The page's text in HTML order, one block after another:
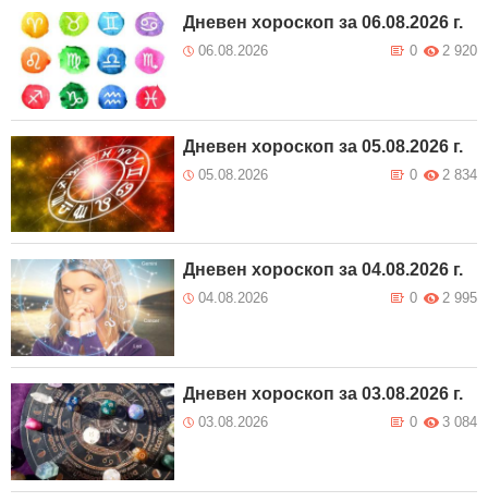
Дневен хороскоп за 06.08.2026 г.
06.08.2026 2 920
0
Дневен хороскоп за 05.08.2026 г.
05.08.2026 2 834
0
Дневен хороскоп за 04.08.2026 г.
04.08.2026 2 995
0
Дневен хороскоп за 03.08.2026 г.
03.08.2026 3 084
0